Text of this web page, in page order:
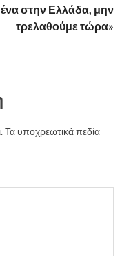
στην Ελλάδα, μην
τρελαθούμε τώρα»
Τα υποχρεωτικά πεδία